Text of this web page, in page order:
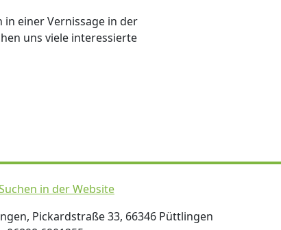
einer Vernissage in der
uns viele interessierte
in der Website
Pickardstraße 33, 66346 Püttlingen